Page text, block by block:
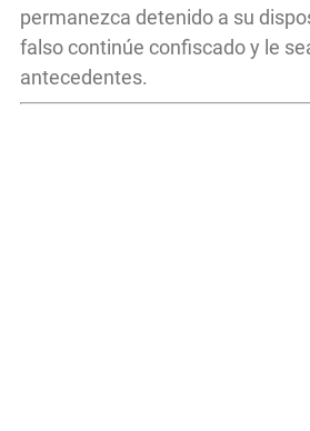
permanezca detenido a su
falso continúe confiscado y le
antecedentes.